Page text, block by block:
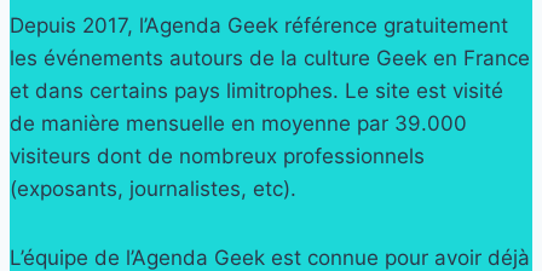
Depuis 2017, l’Agenda Geek référence gratuitement
les événements autours de la culture Geek en France
et dans certains pays limitrophes. Le site est visité
de manière mensuelle en moyenne par 39.000
visiteurs dont de nombreux professionnels
(exposants, journalistes, etc).
L’équipe de l’Agenda Geek est connue pour avoir déjà